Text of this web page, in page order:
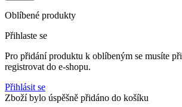
Oblíbené produkty
Přihlaste se
Pro přidání produktu k oblíbeným se musíte
registrovat do e-shopu.
Přihlásit se
Zboží bylo úspěšně přidáno do košíku